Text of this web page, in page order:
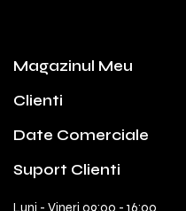
Magazinul Meu
Clienti
Date Comerciale
Suport Clienti
Luni - Vineri 09:00 - 16:00